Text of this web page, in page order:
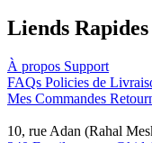
Liends Rapides
À propos Support
FAQs Policies de
Mes Commandes
10, rue Adan (Rahal